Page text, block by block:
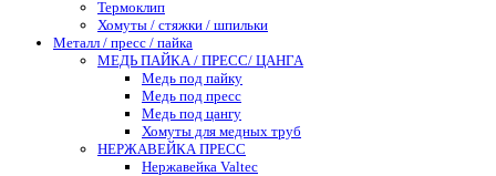
Термоклип
Хомуты / стяжки / шпильки
Металл / пресс / пайка
МЕДЬ ПАЙКА / ПРЕСС/ ЦАНГА
Медь под пайку
Медь под пресс
Медь под цангу
Хомуты для медных труб
НЕРЖАВЕЙКА ПРЕСС
Нержавейка Valtec